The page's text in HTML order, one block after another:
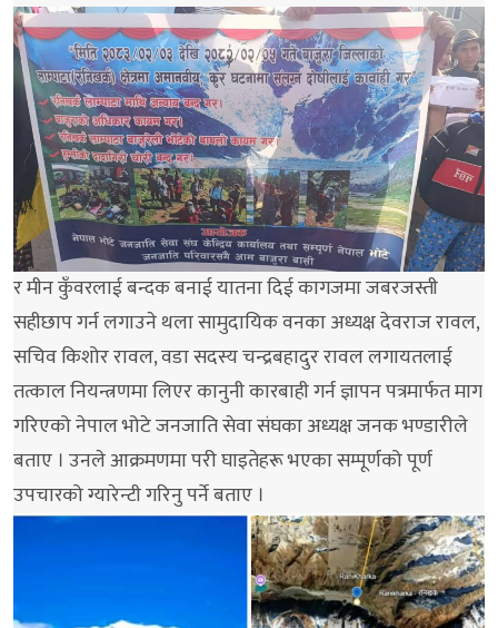
र मीन कुँवरलाई बन्दक बनाई यातना दिई कागजमा जबरजस्ती
सहीछाप गर्न लगाउने थला सामुदायिक वनका अध्यक्ष देवराज रावल,
सचिव किशोर रावल, वडा सदस्य चन्द्रबहादुर रावल लगायतलाई
तत्काल नियन्त्रणमा लिएर कानुनी कारबाही गर्न ज्ञापन पत्रमार्फत माग
गरिएको नेपाल भोटे जनजाति सेवा संघका अध्यक्ष जनक भण्डारीले
बताए । उनले आक्रमणमा परी घाइतेहरू भएका सम्पूर्णको पूर्ण
उपचारको ग्यारेन्टी गरिनु पर्ने बताए ।